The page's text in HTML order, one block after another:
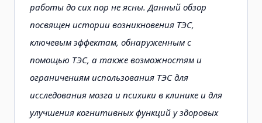
работы до сих пор не ясны. Данный обзор
посвящен истории возникновения ТЭС,
ключевым эффектам, обнаруженным с
помощью ТЭС, а также возможностям и
ограничениям использования ТЭС для
исследования мозга и психики в клинике и для
улучшения когнитивных функций у здоровых